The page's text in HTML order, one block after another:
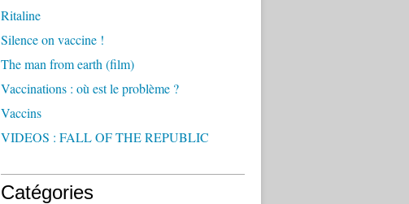
Ritaline
Silence on vaccine !
The man from earth (film)
Vaccinations : où est le problème ?
Vaccins
VIDEOS : FALL OF THE REPUBLIC
Catégories